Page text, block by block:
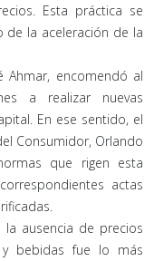
Esta práctica se
la aceleración de la
Ahmar, encomendó al
a realizar nuevas
En ese sentido, el
Consumidor, Orlando
que rigen esta
actas
ausencia de precios
bebidas fue lo más